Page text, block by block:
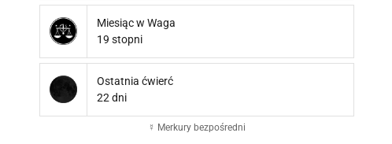
Miesiąc w Waga
19 stopni
Ostatnia ćwierć
22 dni
☿ Merkury bezpośredni